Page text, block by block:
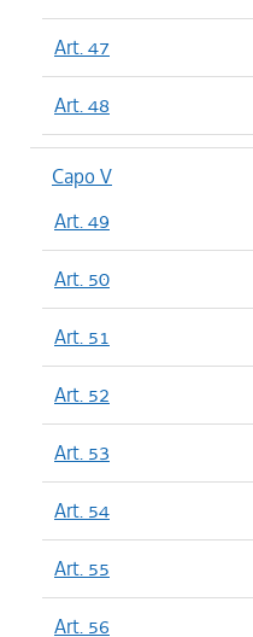
Art. 47
Art. 48
Capo V
Art. 49
Art. 50
Art. 51
Art. 52
Art. 53
Art. 54
Art. 55
Art. 56